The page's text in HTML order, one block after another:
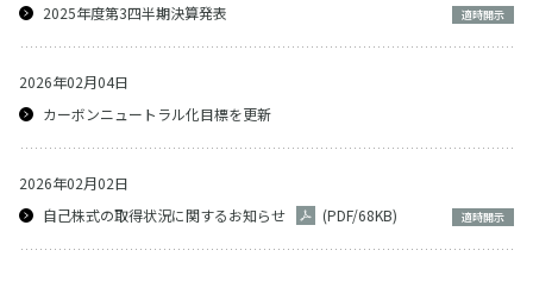
2025年度第3四半期決算発表
適時開示
2026年02月04日
カーボンニュートラル化目標を更新
2026年02月02日
自己株式の取得状況に関するお知らせ
(PDF/68KB) 適時開示